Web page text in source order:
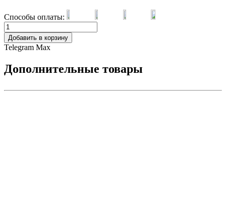
Способы оплаты:
Добавить в корзину
Telegram Max
Дополнительные товары